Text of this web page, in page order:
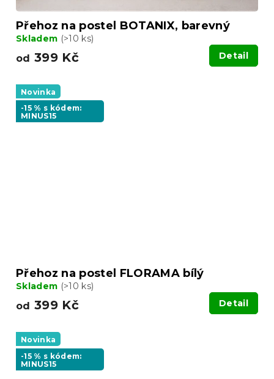
Přehoz na postel BOTANIX, barevný
Skladem (>10 ks)
od 399 Kč Detail
Novinka
-15 % s kódem:
MINUS15
Přehoz na postel FLORAMA bílý
Skladem (>10 ks)
od 399 Kč Detail
Novinka
-15 % s kódem:
MINUS15